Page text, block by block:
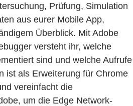
Prüfung, Simulation
aus eurer Mobile App,
Überblick. Mit Adobe
versteht ihr, welche
sind und welche Aufrufe
ist als Erweiterung für Chrome
vereinfacht die
um die Edge Network-